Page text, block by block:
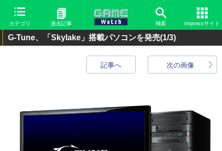
カテゴリ 過去記事 検索 Impressサイト
G-Tune、「Skylake」搭載パソコンを発売(1/3)
次の画像
記事へ